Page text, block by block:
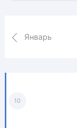
Январь
10